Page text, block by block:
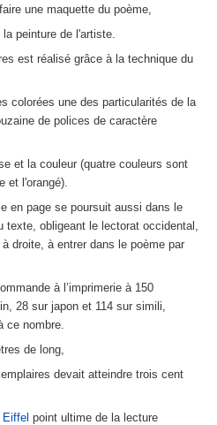
une maquette du poème,
peinture de l'artiste.
est réalisé grâce à la technique du
colorées une des particularités de la
de polices de caractère
et la couleur (quatre couleurs sont
et l'orangé).
en page se poursuit aussi dans le
obligeant le lectorat occidental,
droite, à entrer dans le poème par
à l’imprimerie à 150
28 sur japon et 114 sur simili,
ce nombre.
de long,
devait atteindre trois cent
point ultime de la lecture